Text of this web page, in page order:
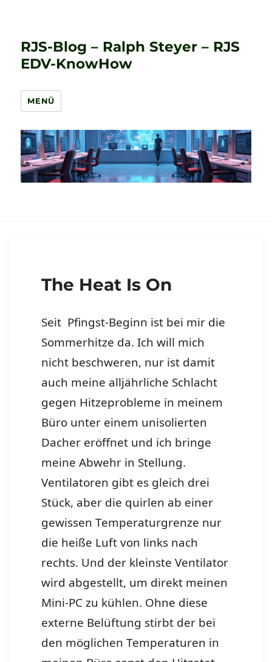
RJS-Blog – Ralph Steyer – RJS
EDV-KnowHow
MENÜ
The Heat Is On
Seit Pfingst-Beginn ist bei mir die
Sommerhitze da. Ich will mich
nicht beschweren, nur ist damit
auch meine alljährliche Schlacht
gegen Hitzeprobleme in meinem
Büro unter einem unisolierten
Dacher eröffnet und ich bringe
meine Abwehr in Stellung.
Ventilatoren gibt es gleich drei
Stück, aber die quirlen ab einer
gewissen Temperaturgrenze nur
die heiße Luft von links nach
rechts. Und der kleinste Ventilator
wird abgestellt, um direkt meinen
Mini-PC zu kühlen. Ohne diese
externe Belüftung stirbt der bei
den möglichen Temperaturen in